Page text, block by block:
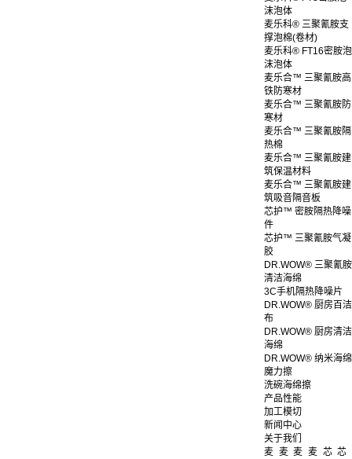
沫泡体
麦乐科® 三聚氰胺支
撑泡棉(卷材)
麦乐科® FT16密胺泡
沫泡体
麦乐合™ 三聚氰胺高
铁防寒材
麦乐合™ 三聚氰胺防
寒材
麦乐合™ 三聚氰胺隔
热棉
麦乐合™ 三聚氰胺建
筑保温材料
麦乐合™ 三聚氰胺建
筑吸音隔音板
芯护™ 密胺隔热降噪
件
芯护™ 三聚氰胺气凝
胶
DR.WOW® 三聚氰胺
清洁海绵
3C手机隔热降噪片
DR.WOW® 厨房百洁
布
DR.WOW® 厨房清洁
海绵
DR.WOW® 纳米海绵
魔力擦
洗碗海绵擦
产品性能
加工模切
新闻中心
关于我们
麦 麦 麦 麦 芯 芯